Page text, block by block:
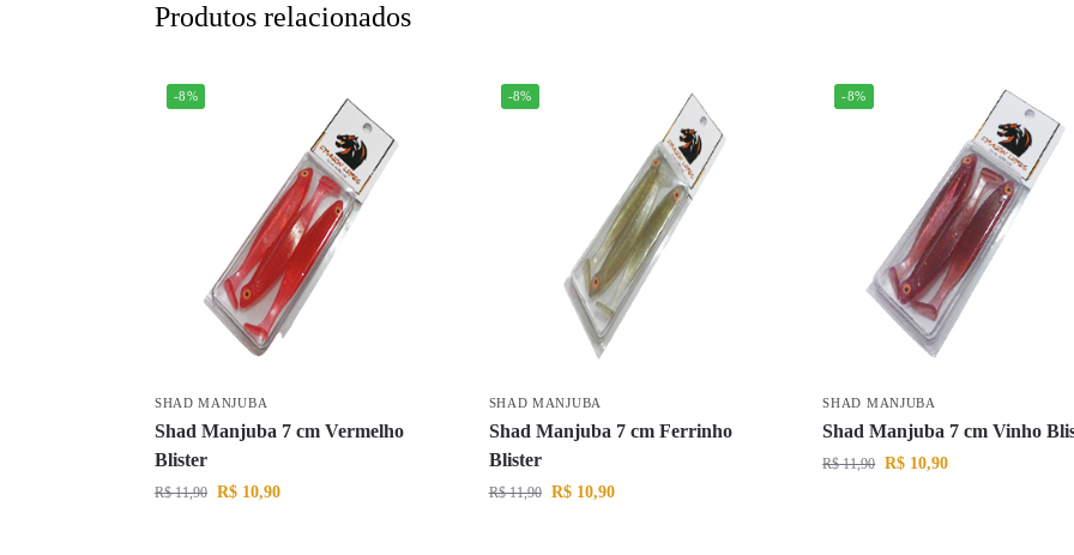
Produtos relacionados
-8%
SHAD MANJUBA
Shad Manjuba 7 cm Vermelho
Blister
R$11,90 R$10,90
-8%
SHAD MANJUBA
Shad Manjuba 7 cm Ferrinho
Blister
R$11,90 R$10,90
-8%
SHAD MANJUBA
Shad Manjuba 7 cm Vinho
R$11,90 R$ 10,90